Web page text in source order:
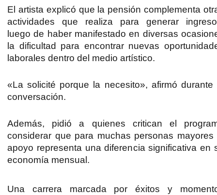
El artista explicó que la pensión complementa
actividades que realiza para generar
luego de haber manifestado en diversas
la dificultad para encontrar nuevas
laborales dentro del medio artístico.
«La solicité porque la necesito», afirmó durante
conversación.
Además, pidió a quienes critican el
considerar que para muchas personas mayores
apoyo representa una diferencia significativa en
economía mensual.
Una carrera marcada por éxitos y